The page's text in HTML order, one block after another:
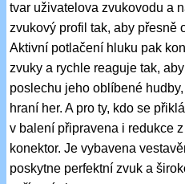
tvar uživatelova zvukovodu a
zvukový profil tak, aby přesně
Aktivní potlačení hluku pak
zvuky a rychle reaguje tak,
poslechu jeho oblíbené
hraní her. A pro ty, kdo se
v balení připravena i redukce
konektor. Je vybavena
poskytne perfektní zvuk a